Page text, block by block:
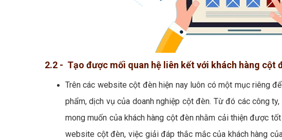
2.2 - Tạo được mối quan hệ liên kết với khách hàng cột
Trên các website cột đèn hiện nay luôn có một mục riêng
phẩm, dịch vụ của doanh nghiệp cột đèn. Từ đó các công
mong muốn của khách hàng cột đèn nhằm cải thiện được
website cột đèn, việc giải đáp thắc mắc của khách hàng